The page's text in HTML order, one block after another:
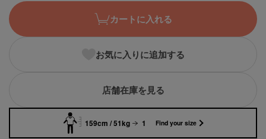
BANDOLIER
バンドリヤー
Barbour
カルバン・クライン
カートに入れる
お気に入りに追加する
店舗在庫を見る
159cm / 51kg 1 Find your size